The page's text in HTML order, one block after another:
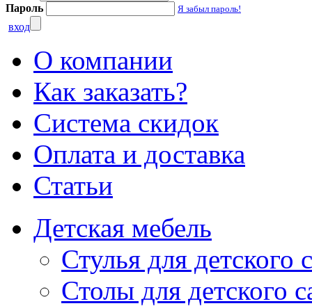
Пароль Я забыл пароль!
вход
О компании
Как заказать?
Система скидок
Оплата и доставка
Статьи
Детская мебель
Стулья для детского
Столы для детского